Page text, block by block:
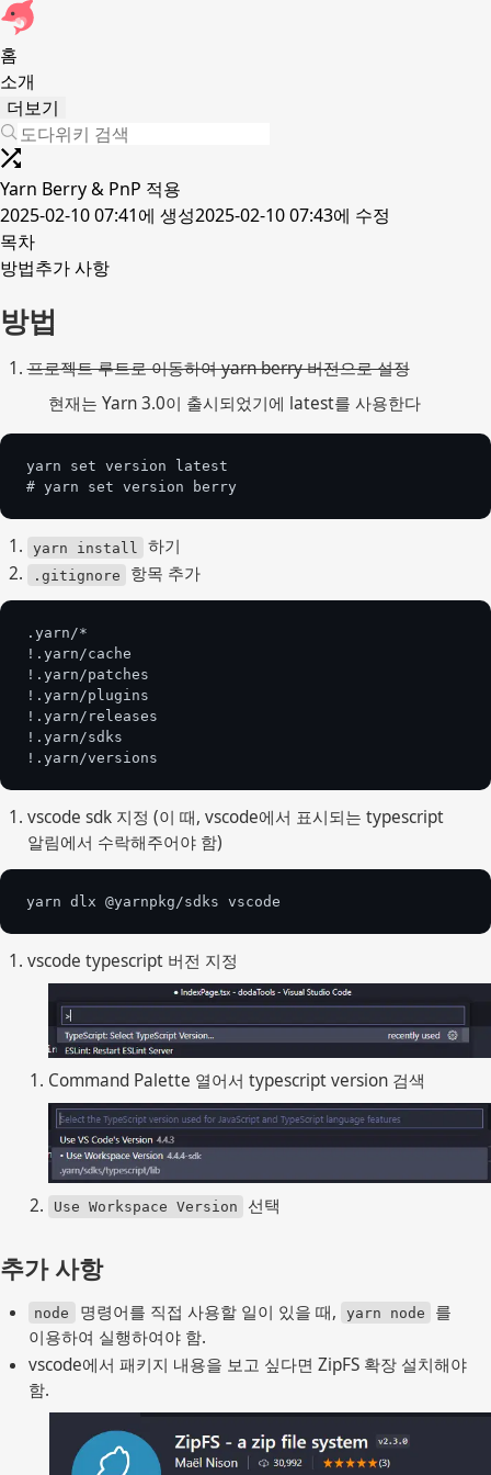
홈
소개
더보기
Yarn Berry & PnP 적용
2025-02-10 07:41에 생성2025-02-10 07:43에 수정
목차
방법추가 사항
방법
프로젝트 루트로 이동하여 yarn berry 버전으로 설정
현재는 Yarn 3.0이 출시되었기에 latest를 사용한다
yarn set version latest
# yarn set version berry
yarn install 하기
.gitignore 항목 추가
.yarn/*
!.yarn/cache
!.yarn/patches
!.yarn/plugins
!.yarn/releases
!.yarn/sdks
!.yarn/versions
vscode sdk 지정 (이 때, vscode에서 표시되는 typescript
알림에서 수락해주어야 함)
yarn dlx @yarnpkg/sdks vscode
vscode typescript 버전 지정
Command Palette 열어서 typescript version 검색
Use Workspace Version 선택
추가 사항
node 명령어를 직접 사용할 일이 있을 때, yarn node
를
이용하여 실행하여야 함.
vscode에서 패키지 내용을 보고 싶다면 ZipFS 확장 설치해야
함.